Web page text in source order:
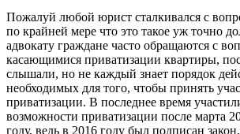
Пожалуй любой юрист сталкивался с
по крайней мере что это такое уж точно
адвокату граждане часто обращаются с
касающимися приватизации квартиры,
слышали, но не каждый знает порядок
необходимых для того, чтобы принять
приватизации. В последнее время
возможности приватизации после марта
году, ведь в 2016 году был подписан